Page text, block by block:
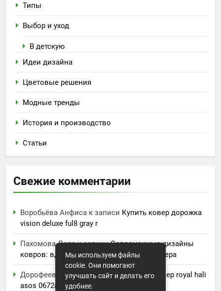
Типы
Выбор и уход
В детскую
Идеи дизайна
Цветовые решения
Модные тренды
История и производство
Статьи
Свежие комментарии
Воробьёва Анфиса к записи Купить ковер дорожка
vision deluxe ful8 gray r
Пахомова Лорак записиСовременные дизайны
ковров: вдохновение для вашего интерьера
Дорофеева Акулинак записиКупить ковер royal hali
asos 0672a
Мы используем файлы
cookie. Они помогают
улучшать сайт и делать его
удобнее.